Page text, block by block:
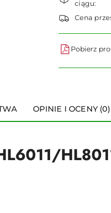
dostawa
ciągu:
Cena
Pobierz
OPINIE I OCENY (0)